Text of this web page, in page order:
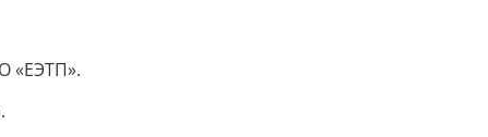
«ЕЭТП».